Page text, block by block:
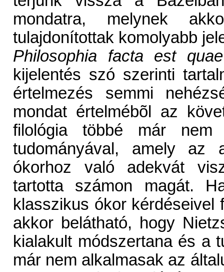
mondatra, melynek
tulajdonítottak komolyabb
Philosophia facta est
kijelentés szó szerinti
értelmezés semmi
mondat értelmébõl az
filológia többé már
tudományával, amely az
ókorhoz való adekvát
tartotta számon magát.
klasszikus ókor kérdéseivel
akkor belátható, hogy
kialakult módszertana és a
már nem alkalmasak az